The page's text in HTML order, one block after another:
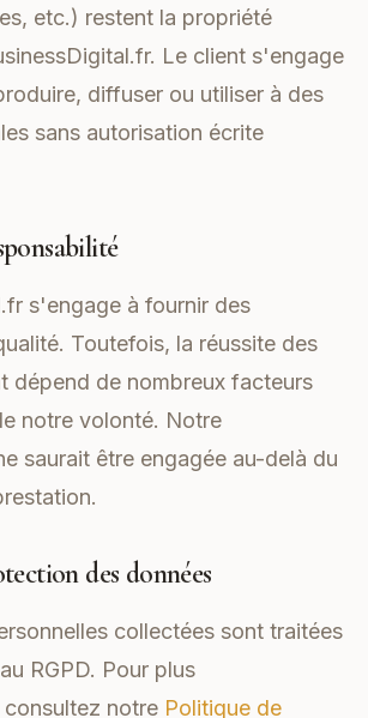
etc.) restent la propriété
Le client s'engage
diffuser ou utiliser à des
sans autorisation écrite
s'engage à fournir des
Toutefois, la réussite des
dépend de nombreux facteurs
notre volonté. Notre
saurait être engagée au-delà du
des données
collectées sont traitées
RGPD. Pour plus
notre Politique de